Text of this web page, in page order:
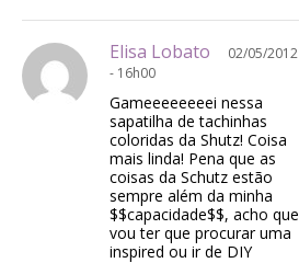
Elisa Lobato
02/05/2012
- 16h00
Gameeeeeeeei nessa
sapatilha de tachinhas
coloridas da Shutz! Coisa
mais linda! Pena que as
coisas da Schutz estão
sempre além da minha
$$capacidade$$, acho que
vou ter que procurar uma
inspired ou ir de DIY